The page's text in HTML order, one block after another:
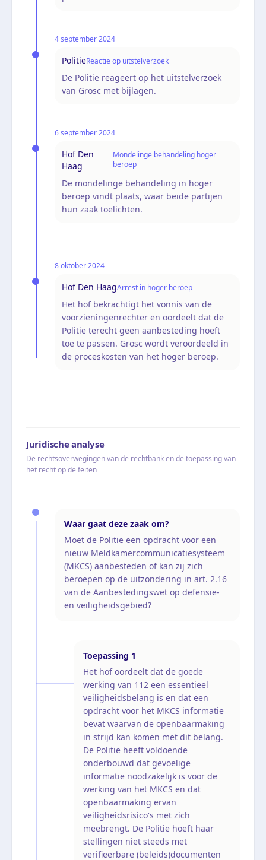
4 september 2024
PolitieReactie op uitstelverzoek
De Politie reageert op het uitstelverzoek
van Grosc met bijlagen.
6 september 2024
Hof Den
Haag
Mondelinge behandeling hoger
beroep
De mondelinge behandeling in hoger
beroep vindt plaats, waar beide partijen
hun zaak toelichten.
8 oktober 2024
Hof Den HaagArrest in hoger beroep
Het hof bekrachtigt het vonnis van de
voorzieningenrechter en oordeelt dat de
Politie terecht geen aanbesteding hoeft
toe te passen. Grosc wordt veroordeeld in
de proceskosten van het hoger beroep.
Juridische analyse
De rechtsoverwegingen van de rechtbank en de toepassing van
het recht op de feiten
Waar gaat deze zaak om?
Moet de Politie een opdracht voor een
nieuw Meldkamercommunicatiesysteem
(MKCS) aanbesteden of kan zij zich
beroepen op de uitzondering in art. 2.16
van de Aanbestedingswet op defensie-
en veiligheidsgebied?
Toepassing 1
Het hof oordeelt dat de goede
werking van 112 een essentieel
veiligheidsbelang is en dat een
opdracht voor het MKCS informatie
bevat waarvan de openbaarmaking
in strijd kan komen met dit belang.
De Politie heeft voldoende
onderbouwd dat gevoelige
informatie noodzakelijk is voor de
werking van het MKCS en dat
openbaarmaking ervan
veiligheidsrisico's met zich
meebrengt. De Politie hoeft haar
stellingen niet steeds met
verifieerbare (beleids)documenten